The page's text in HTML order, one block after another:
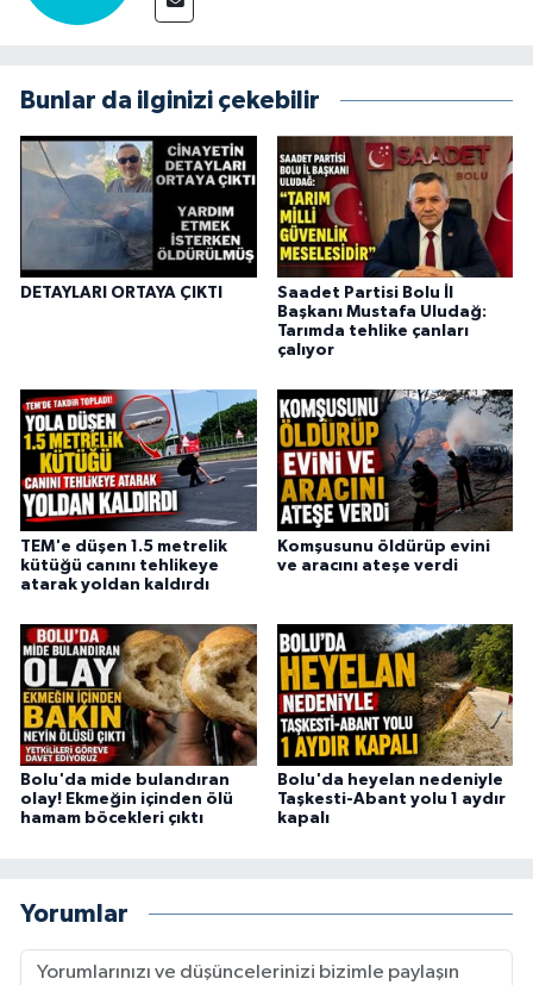
Bunlar da ilginizi çekebilir
DETAYLARI ORTAYA ÇIKTI
Saadet Partisi Bolu İl
Başkanı Mustafa Uludağ:
Tarımda tehlike çanları
çalıyor
TEM'e düşen 1.5 metrelik
kütüğü canını tehlikeye
atarak yoldan kaldırdı
Komşusunu öldürüp evini
ve aracını ateşe verdi
Bolu'da mide bulandıran
olay! Ekmeğin içinden ölü
hamam böcekleri çıktı
Bolu'da heyelan nedeniyle
Taşkesti-Abant yolu 1 aydır
kapalı
Yorumlar